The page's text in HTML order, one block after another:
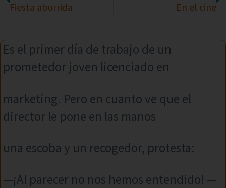
Fiesta aburrida En el cine
Es el primer día de trabajo de un
prometedor joven licenciado en
marketing. Pero en cuanto ve que el
director le pone en las manos
una escoba y un recogedor, protesta:
—¡Al parecer no nos hemos entendido! —